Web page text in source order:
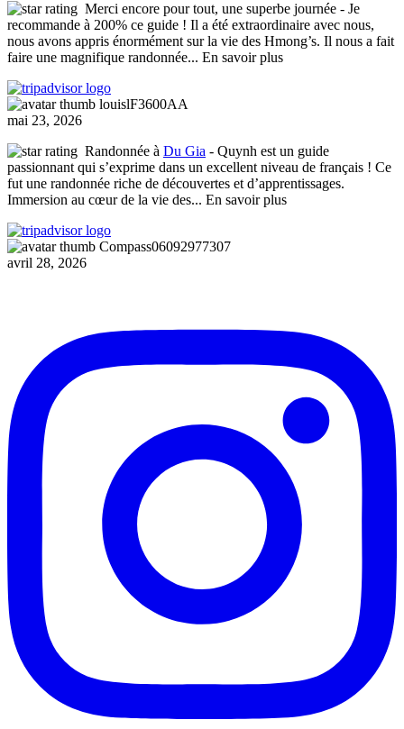
Merci encore pour tout, une superbe journée - Je
recommande à 200% ce guide ! Il a été extraordinaire avec nous,
nous avons appris énormément sur la vie des Hmong’s. Il nous a fait
faire une magnifique randonnée... En savoir plus
louislF3600AA
mai 23, 2026
Randonnée à Du Gia - Quynh est un guide
passionnant qui s’exprime dans un excellent niveau de français ! Ce
fut une randonnée riche de découvertes et d’apprentissages.
Immersion au cœur de la vie des... En savoir plus
Compass06092977307
avril 28, 2026